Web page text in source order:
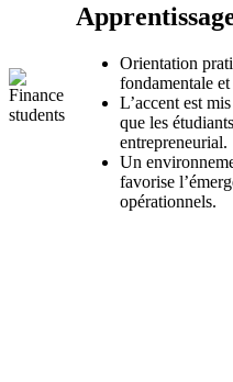
Orientation
fondamentale
L’accent est
que les
entrepreneurial.
Un
favorise
opérationnels.